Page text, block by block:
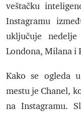
veštačku
Instagramu
uključuje
Londona, Milana i
Kako se ogleda
mestu je Chanel,
na Instagramu.